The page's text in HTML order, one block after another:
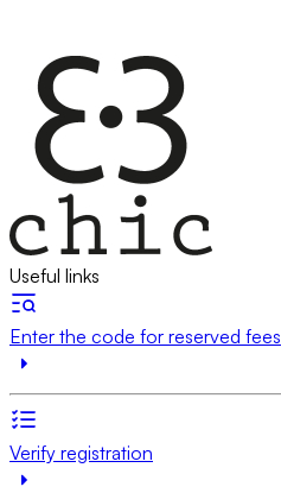
Useful links
Enter the code for reserved fees
Verify registration